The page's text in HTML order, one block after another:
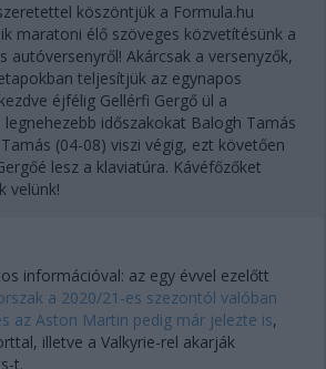
köszöntjük a Formula.hu
maratoni élő szöveges közvetítésünk a
autóversenyről! Akárcsak a versenyzők,
teljesítjük az egynapos
éjfélig Gellérfi Gergő ül a
időszakokat Balogh Tamás
(04-08) viszi végig, ezt követően
lesz a klaviatúra. Kávéfőzőket
velünk!
információval: az egy évvel ezelőtt
a 2020/21-es szezontól valóban
az Aston Martin pedig már jelezte is,
illetve a Valkyrie-rel akarják
t.